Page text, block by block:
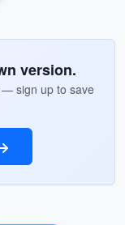
version.
sign up to save